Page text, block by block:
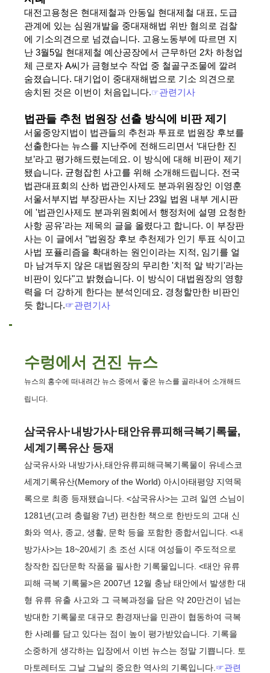
대전고용청은 현대제철과 안동일 현대제철 대표, 도급
관계에 있는 심원개발을 중대재해법 위반 혐의로 검찰
에 기소의견으로 넘겼습니다. 고용노동부에 따르면 지
난 3월5일 현대제철 예산공장에서 근무하던 2차 하청업
체 근로자 A씨가 금형보수 작업 중 철골구조물에 깔려
숨졌습니다. 대기업이 중대재해법으로 기소 의견으로
송치된 것은 이번이 처음입니다.☞관련기사
법관들 추천 법원장 선출 방식에 비판 제기
서울중앙지법이 법관들의 추천과 투표로 법원장 후보를
선출한다는 뉴스를 지난주에 전해드리면서 ‘대단한 진
보’라고 평가해드렸는데요. 이 방식에 대해 비판이 제기
됐습니다. 균형잡힌 사고를 위해 소개해드립니다. 전국
법관대표회의 산하 법관인사제도 분과위원장인 이영훈
서울서부지법 부장판사는 지난 23일 법원 내부 게시판
에 '법관인사제도 분과위원회에서 행정처에 설명 요청한
사항 공유'라는 제목의 글을 올렸다고 합니다. 이 부장판
사는 이 글에서 "법원장 후보 추천제가 인기 투표 식이고
사법 포퓰리즘을 확대하는 원인이라는 지적, 임기를 얼
마 남겨두지 않은 대법원장의 무리한 '치적 알 박기'라는
비판이 있다"고 밝혔습니다. 이 방식이 대법원장의 영향
력을 더 강하게 한다는 분석인데요. 경청할만한 비판인
듯 합니다.☞관련기사
수렁에서 건진 뉴스
뉴스의 홍수에 떠내려간 뉴스 중에서 좋은 뉴스를 골라내어 소개해드
립니다.
삼국유사·내방가사·태안유류피해극복기록물,
세계기록유산 등재
삼국유사와 내방가사,태안유류피해극복기록물이 유네스코
세계기록유산(Memory of the World) 아시아태평양 지역목
록으로 최종 등재됐습니다. <삼국유사>는 고려 일연 스님이
1281년(고려 충렬왕 7년) 편찬한 책으로 한반도의 고대 신
화와 역사, 종교, 생활, 문학 등을 포함한 종합서입니다. <내
방가사>는 18~20세기 초 조선 시대 여성들이 주도적으로
창작한 집단문학 작품을 필사한 기록물입니다. <태안 유류
피해 극복 기록물>은 2007년 12월 충남 태안에서 발생한 대
형 유류 유출 사고와 그 극복과정을 담은 약 20만건이 넘는
방대한 기록물로 대규모 환경재난을 민관이 협동하여 극복
한 사례를 담고 있다는 점이 높이 평가받았습니다. 기록을
소중하게 생각하는 입장에서 이번 뉴스는 정말 기쁩니다. 토
마토레터도 그날 그날의 중요한 역사의 기록입니다. ☞관련